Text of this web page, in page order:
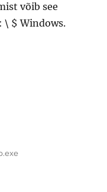
võib see
\ $ Windows.